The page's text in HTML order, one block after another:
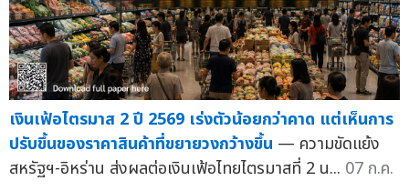
เงินเฟ้อไตรมาส 2 ปี 2569 เร่งตัวน้อยกว่าคาด แต่เห็นการ
ปรับขึ้นของราคาสินค้าที่ขยายวงกว้างขึ้น — ความขัดแย้ง
สหรัฐฯ-อิหร่าน ส่งผลต่อเงินเฟ้อไทยไตรมาสที่ 2 น... 07 ก.ค.